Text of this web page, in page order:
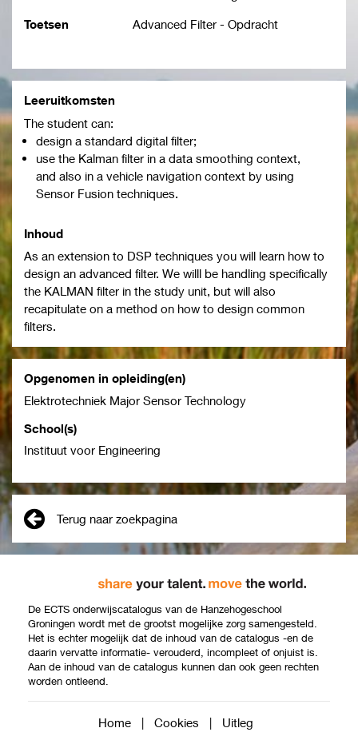
Toetsen Advanced Filter - Opdracht
Leeruitkomsten
The student can:
design a standard digital filter;
use the Kalman filter in a data smoothing context,
and also in a vehicle navigation context by using
Sensor Fusion techniques.
Inhoud
As an extension to DSP techniques you will learn how to
design an advanced filter. We willl be handling specifically
the KALMAN filter in the study unit, but will also
recapitulate on a method on how to design common
filters.
Opgenomen in opleiding(en)
Elektrotechniek Major Sensor Technology
School(s)
Instituut voor Engineering
Terug naar zoekpagina
De ECTS onderwijscatalogus van de Hanzehogeschool
Groningen wordt met de grootst mogelijke zorg samengesteld.
Het is echter mogelijk dat de inhoud van de catalogus -en de
daarin vervatte informatie- verouderd, incompleet of onjuist is.
Aan de inhoud van de catalogus kunnen dan ook geen rechten
worden ontleend.
Home Cookies Uitleg